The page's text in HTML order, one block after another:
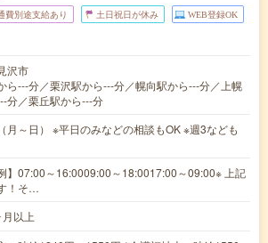
費別途支給あり 土日祝日が休み WEB登録OK
沢市
ら---分／栗沢駅から---分／幌向駅から---分／上幌
分／栗丘駅から---分
月～日） ※平日のみなどの相談もOK ※週3なども
】07:00～16:0009:00～18:0017:00～09:00※ 上記
！そ…
以上